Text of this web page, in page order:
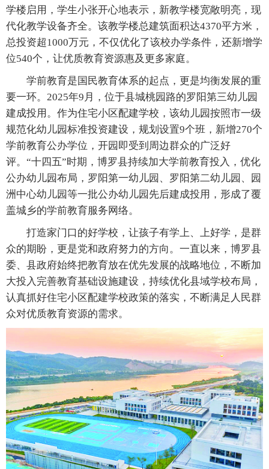
学楼启用，学生小张开心地表示，新教学楼宽敞明亮，现
代化教学设备齐全。该教学楼总建筑面积达4370平方米，
总投资超1000万元，不仅优化了该校办学条件，还新增学
位540个，让优质教育资源惠及更多家庭。
学前教育是国民教育体系的起点，更是均衡发展的重
要一环。2025年9月，位于县城桃园路的罗阳第三幼儿园
建成投用。作为住宅小区配建学校，该幼儿园按照市一级
规范化幼儿园标准投资建设，规划设置9个班，新增270个
学前教育公办学位，开园即受到周边群众的广泛好
评。“十四五”时期，博罗县持续加大学前教育投入，优化
公办幼儿园布局，罗阳第一幼儿园、罗阳第二幼儿园、园
洲中心幼儿园等一批公办幼儿园先后建成投用，形成了覆
盖城乡的学前教育服务网络。
打造家门口的好学校，让孩子有学上、上好学，是群
众的期盼，更是党和政府努力的方向。一直以来，博罗县
委、县政府始终把教育放在优先发展的战略地位，不断加
大投入完善教育基础设施建设，持续优化县域学校布局，
认真抓好住宅小区配建学校政策的落实，不断满足人民群
众对优质教育资源的需求。